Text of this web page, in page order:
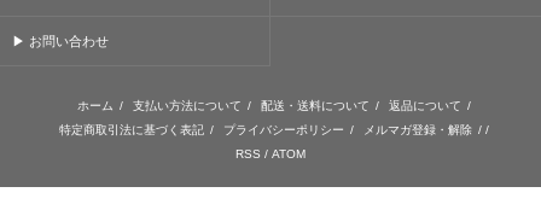
▶ お問い合わせ
ホーム / 支払い方法について / 配送・送料について / 返品について /
特定商取引法に基づく表記 / プライバシーポリシー / メルマガ登録・解除 / /
RSS / ATOM